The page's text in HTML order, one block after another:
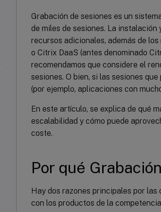
Grabación de sesiones es un
de miles de sesiones. La
recursos adicionales, además de
o Citrix DaaS (antes denominado
recomendamos que considere el
sesiones. O bien, si las sesiones
(por ejemplo, aplicaciones con
En este artículo, se explica de qué
escalabilidad y cómo puede
coste.
Por qué
Hay dos razones principales por las
con los productos de la